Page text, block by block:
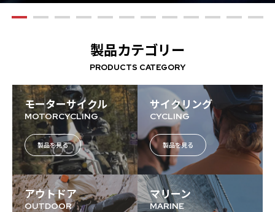
製品カテゴリー
PRODUCTS CATEGORY
モーターサイクル
MOTORCYCLING
製品を見る
サイクリング
CYCLING
製品を見る
アウトドア
OUTDOOR
マリーン
MARINE